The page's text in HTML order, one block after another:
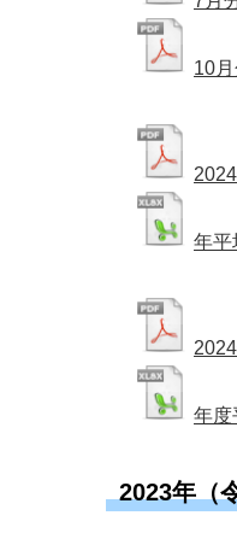
10
年平
年度
2023年（